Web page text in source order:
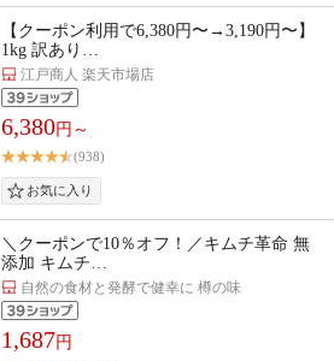
【クーポン利用で6,380円〜→3,190円〜】
1kg 訳あり…
江戸商人 楽天市場店
6,380円～
(938)
＼クーポンで10％オフ！／キムチ革命 無
添加 キムチ…
自然の食材と発酵で健幸に 樽の味
1,687円